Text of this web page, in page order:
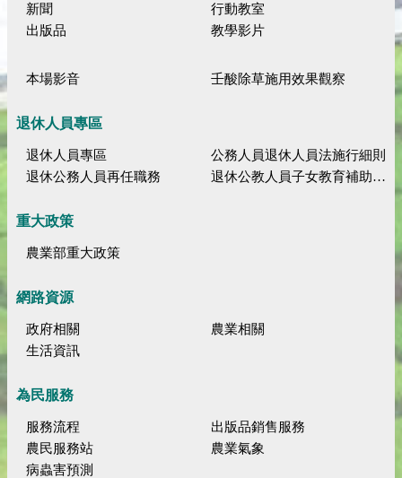
新聞
行動教室
出版品
教學影片
本場影音 壬酸除草施用效果觀察
退休人員專區
退休人員專區
公務人員退休人員法施行細則
退休公務人員再任職務
退休公教人員子女教育補助規定
重大政策
農業部重大政策
網路資源
政府相關
農業相關
生活資訊
為民服務
服務流程
出版品銷售服務
農民服務站
農業氣象
病蟲害預測